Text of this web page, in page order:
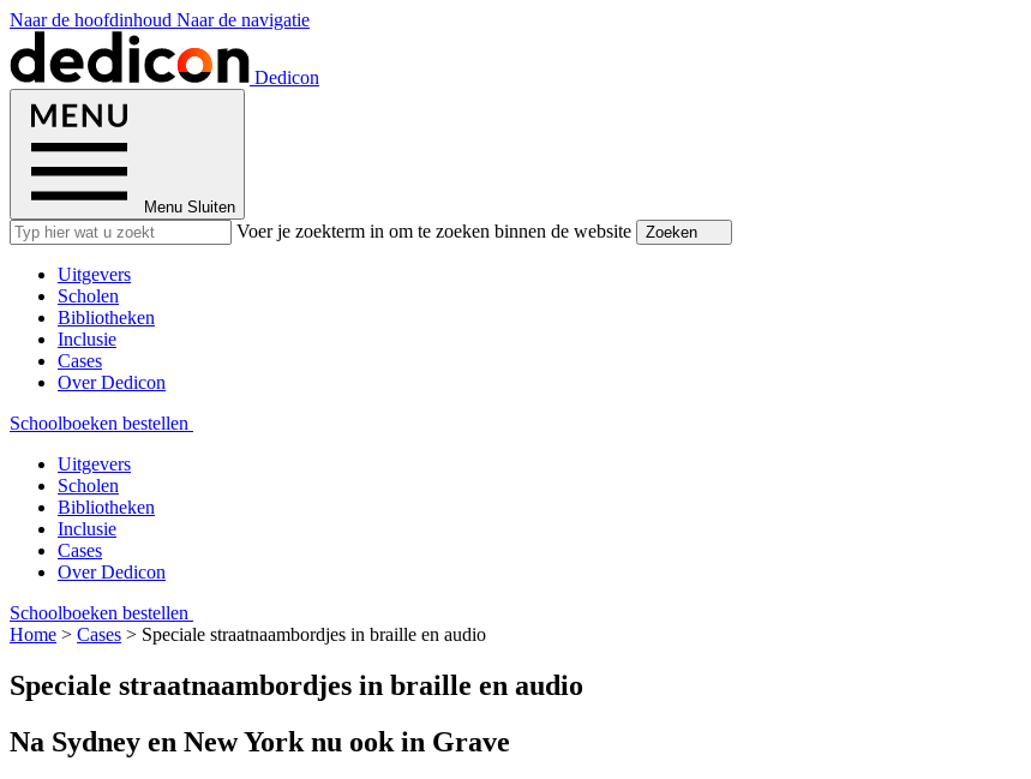
Naar de hoofdinhoud Naar de navigatie
Dedicon
Menu Sluiten
Voer je zoekterm in om te zoeken binnen de website Zoeken
Uitgevers
Scholen
Bibliotheken
Inclusie
Cases
Over Dedicon
Schoolboeken bestellen
Uitgevers
Scholen
Bibliotheken
Inclusie
Cases
Over Dedicon
Schoolboeken bestellen
Home > Cases > Speciale straatnaambordjes in braille en audio
Speciale straatnaambordjes in braille en audio
Na Sydney en New York nu ook in Grave